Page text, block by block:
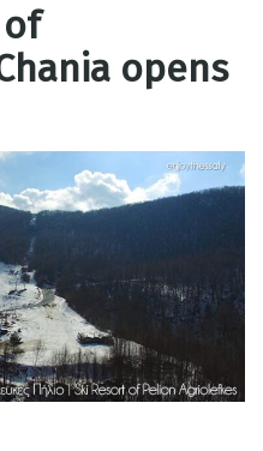
opens